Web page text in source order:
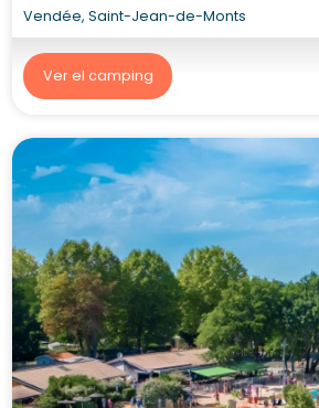
Vendée, Saint-Jean-de-Monts
Ver el camping